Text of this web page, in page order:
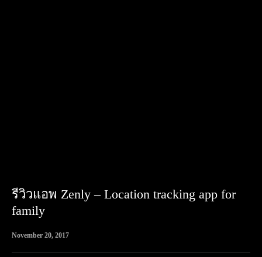
รีวิวแอพ Zenly – Location tracking app for
family
November 20, 2017